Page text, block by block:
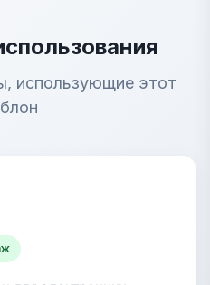
использующие этот